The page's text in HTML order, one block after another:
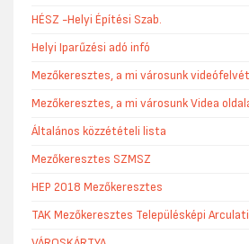
HÉSZ -Helyi Építési Szab.
Helyi Iparűzési adó infó
Mezőkeresztes, a mi városunk
Mezőkeresztes, a mi városunk Videa
Általános közzétételi lista
Mezőkeresztes SZMSZ
HEP 2018 Mezőkeresztes
TAK Mezőkeresztes Településképi